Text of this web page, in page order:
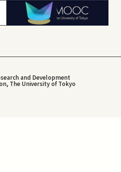
and Development
The University of Tokyo